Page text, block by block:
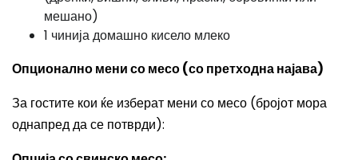
мешано)
1 чинија домашно кисело млеко
Опционално мени со месо (со претходна најава)
За гостите кои ќе изберат мени со месо (бројот мора
однапред да се потврди):